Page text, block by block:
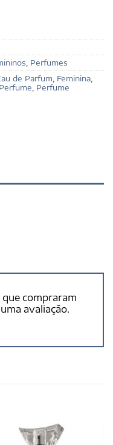
, Perfumes
de Parfum, Feminina,
Perfume, Perfume
compraram
avaliação.